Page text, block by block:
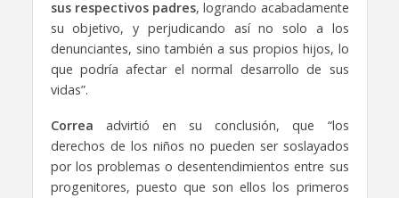
sus respectivos padres, logrando acabadamente
su objetivo, y perjudicando así no solo a los
denunciantes, sino también a sus propios hijos, lo
que podría afectar el normal desarrollo de sus
vidas”.
Correa advirtió en su conclusión, que “los
derechos de los niños no pueden ser soslayados
por los problemas o desentendimientos entre sus
progenitores, puesto que son ellos los primeros